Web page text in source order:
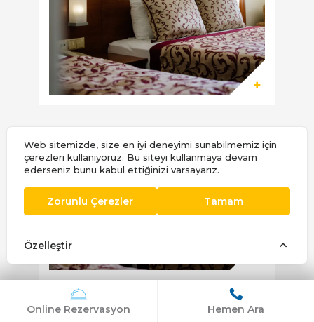
Online Rezervasyon Hemen Ara
Web sitemizde, size en iyi deneyimi sunabilmemiz için
çerezleri kullanıyoruz. Bu siteyi kullanmaya devam
ederseniz bunu kabul ettiğinizi varsayarız.
Zorunlu Çerezler Tamam
Özelleştir